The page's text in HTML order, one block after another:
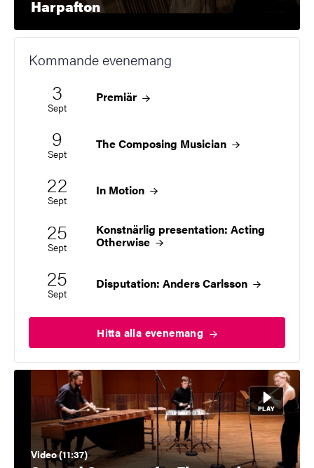
Harpafton
Kommande evenemang
Startdatum
3
Sept
2026 Premiär
Startdatum
9
Sept
2026 The Composing Musician
Startdatum
22
Sept
2026 In Motion
Startdatum
25
Sept
2026 Konstnärlig presentation: Acting
Otherwise
Startdatum
25
Sept
2026 Disputation: AndersCarlsson
Hitta alla evenemang
Video (11:37)